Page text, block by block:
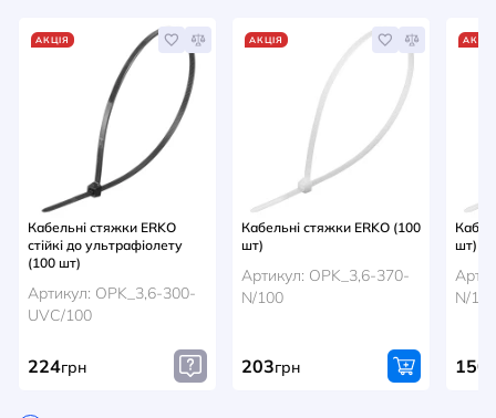
АКЦІЯ
Кабельні стяжки ERKO
стійкі до ультрафіолету
(100 шт)
Артикул: OPK_3,6-300-
UVC/100
224грн
АКЦІЯ
Кабельні стяжки ERKO (100
шт)
Артикул: OPK_3,6-370-
N/100
203грн
АКЦІЯ
шт)
N/100
150